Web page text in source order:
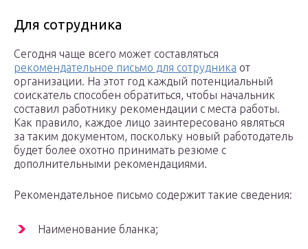
Для сотрудника
Сегодня чаще всего может составляться
рекомендательное письмо для сотрудника от
организации. На этот год каждый потенциальный
соискатель способен обратиться, чтобы начальник
составил работнику рекомендации с места работы.
Как правило, каждое лицо заинтересовано являться
за таким документом, поскольку новый работодатель
будет более охотно принимать резюме с
дополнительными рекомендациями.
Рекомендательное письмо содержит такие сведения:
Наименование бланка;